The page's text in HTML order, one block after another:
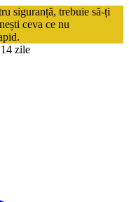
siguranță, trebuie să-ți
ceva ce nu
zile